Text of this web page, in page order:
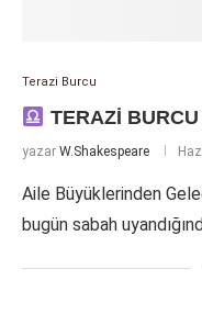
Terazi Burcu
TERAZİ
yazar W.Shakespeare
Aile Büyüklerinden
bugün sabah